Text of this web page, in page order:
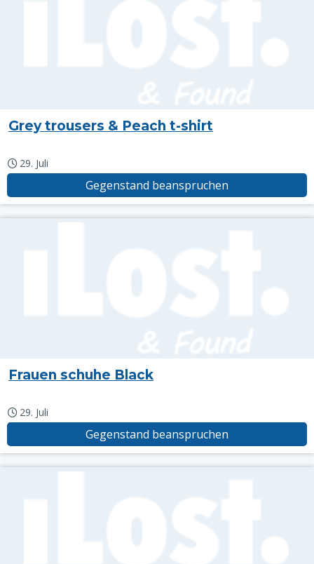
Grey trousers & Peach t-shirt
29. Juli
Gegenstand beanspruchen
Frauen schuhe Black
29. Juli
Gegenstand beanspruchen